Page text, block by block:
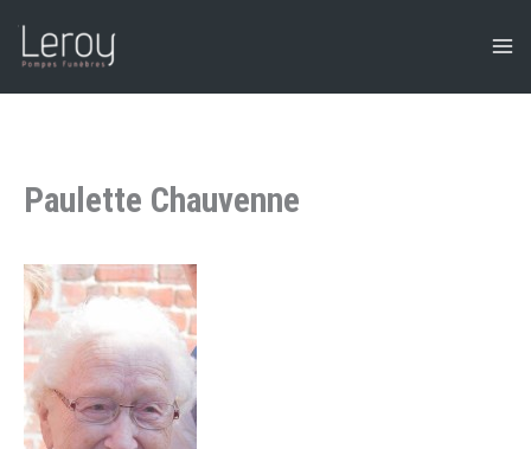
Paulette Chauvenne